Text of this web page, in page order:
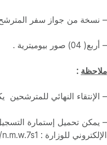
– نسخة من جواز سفر
– أربع( 04) صور بيوميترية .
ملاحظة :
– الإنتقاء النهائي
– يمكن تحميل إستمارة
الإلكتروني للوزارة : https://rb.gy/n.m.w.7s1